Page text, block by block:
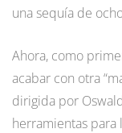
una sequía de
Ahora, como
acabar con otra
dirigida por
herramientas para